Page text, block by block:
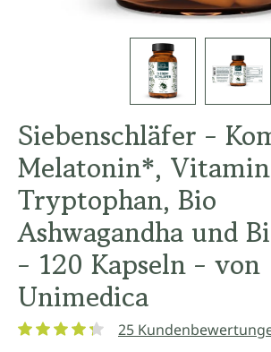
Siebenschläfer -
Melatonin*,
Tryptophan, Bio
Ashwagandha und
- 120 Kapseln - von
Unimedica
25